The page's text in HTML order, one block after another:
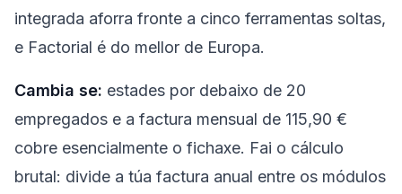
integrada aforra fronte a cinco ferramentas soltas,
e Factorial é do mellor de Europa.
Cambia se: estades por debaixo de 20
empregados e a factura mensual de 115,90 €
cobre esencialmente o fichaxe. Fai o cálculo
brutal: divide a túa factura anual entre os módulos